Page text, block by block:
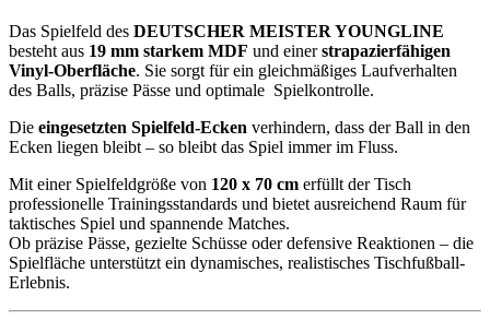
Das Spielfeld des DEUTSCHER MEISTER YOUNGLINE
besteht aus 19 mm starkem MDF und einerstrapazierfähigen
Vinyl-Oberfläche. Sie sorgt für ein gleichmäßiges Laufverhalten
des Balls, präzise Pässe und optimale Spielkontrolle.
Die eingesetzten Spielfeld-Ecken verhindern, dass der Ball in den
Ecken liegen bleibt – so bleibt das Spiel immer im Fluss.
Mit einer Spielfeldgröße von 120 x 70 cm erfüllt der Tisch
professionelle Trainingsstandards und bietet ausreichend Raum für
taktisches Spiel und spannende Matches.
Ob präzise Pässe, gezielte Schüsse oder defensive Reaktionen – die
Spielfläche unterstützt ein dynamisches, realistisches Tischfußball-
Erlebnis.